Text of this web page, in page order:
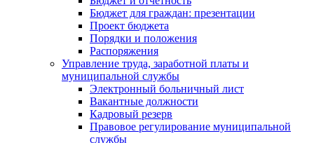
Бюджет для граждан: презентации
Проект бюджета
Порядки и положения
Распоряжения
Управление труда, заработной платы и
муниципальной службы
Электронный больничный лист
Вакантные должности
Кадровый резерв
Правовое регулирование муниципальной
службы